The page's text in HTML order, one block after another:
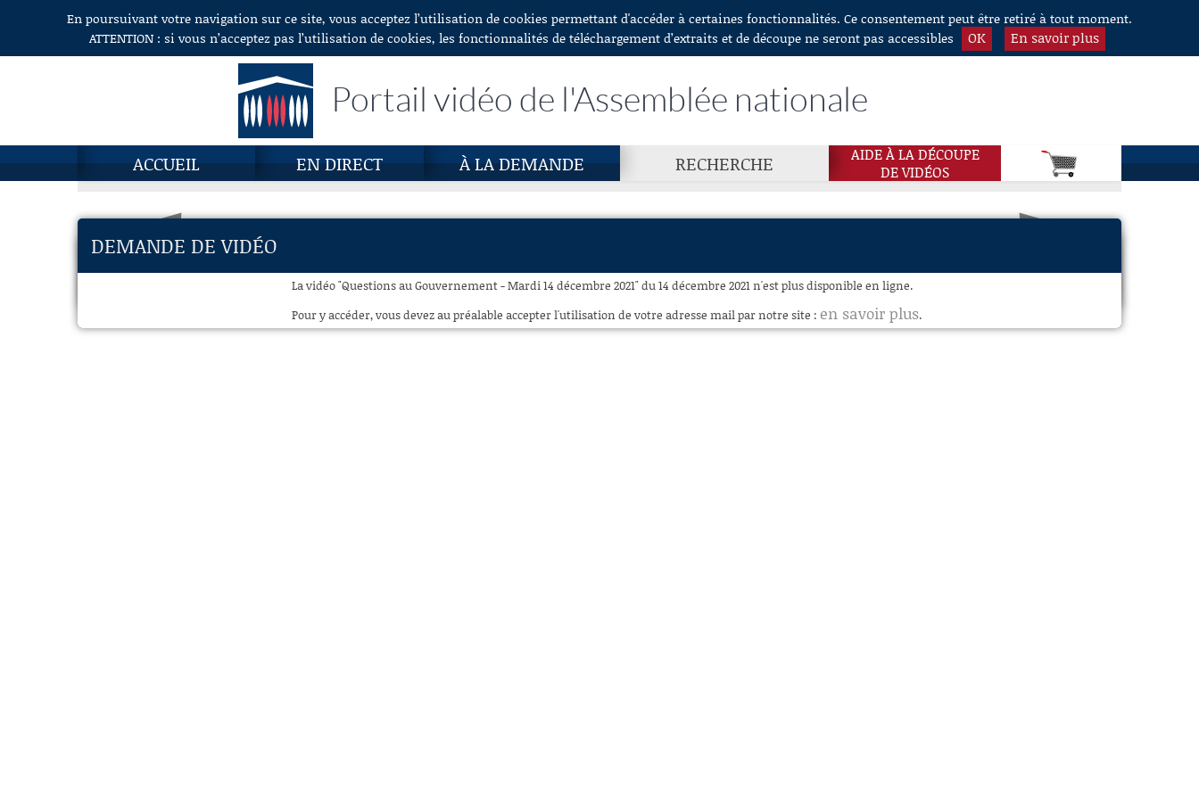
Aller au contenuEn poursuivant votre navigation sur ce site, vous acceptez l’utilisation de cookies permettant d'accéder à certaines fonctionnalités. Ce consentement peut être retiré à tout moment.
ATTENTION : si vous n’acceptez pas l’utilisation de cookies, les fonctionnalités de téléchargement d’extraits et de découpe ne seront pas accessibles
OK En savoir plus
Portail vidéo de l'Assemblée nationale
ACCUEIL EN DIRECT À LA DEMANDE RECHERCHE
AIDE À LA DÉCOUPE
DE VIDÉOS
DEMANDE DE VIDÉO
La vidéo "Questions au Gouvernement - Mardi 14 décembre 2021" du 14 décembre 2021 n'est plus disponible en ligne.
Pour y accéder, vous devez au préalable accepter l'utilisation de votre adresse mail par notre site : en savoir plus.